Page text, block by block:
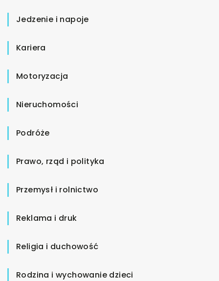
Jedzenie i napoje
Kariera
Motoryzacja
Nieruchomości
Podróże
Prawo, rząd i polityka
Przemysł i rolnictwo
Reklama i druk
Religia i duchowość
Rodzina i wychowanie dzieci